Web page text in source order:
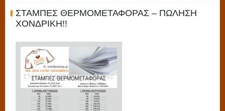
ΣΤΑΜΠΕΣ ΘΕΡΜΟΜΕΤΑΦΟΡΑΣ – ΠΩΛΗΣΗ
ΧΟΝΔΡΙΚΗ!!